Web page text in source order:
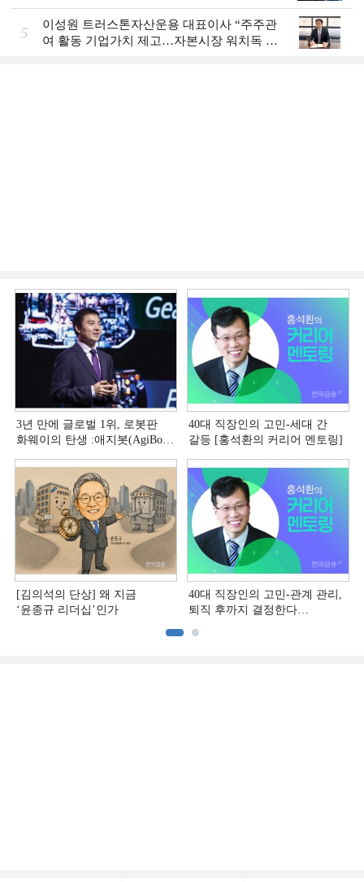
의 中 첨단기업 리포트⑬]
5
이성원 트러스톤자산운용 대표이사 “주주관
여 활동 기업가치 제고…자본시장 워치독 역
3년 만에 글로벌 1위, 로봇판
화웨이의 탄생 :애지봇(AgiBot·
中 첨단기업 리포트⑬]
40대 직장인의 고민-세대 간
갈등 [홍석환의 커리어 멘토링]
[김의석의 단상] 왜 지금
‘윤종규 리더십’인가
40대 직장인의 고민-관계 관리,
퇴직 후까지 결정한다